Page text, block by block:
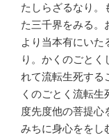
たしらざるなり。
た三千界をみる。
より当本有にいた
り。かくのごと
れて流転生死する
くのごとく流転
度先度他の菩提心
みちに身心ををし